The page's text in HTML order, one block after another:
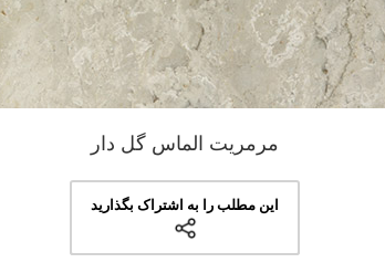
مرمریت الماس گل دار
این مطلب را به اشتراک بگذارید